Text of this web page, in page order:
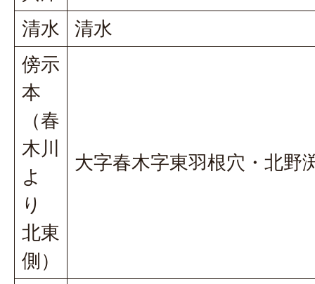
清水
清水
傍示
本
（春
木川
よ
り
北東
側）
大字春木字東羽根穴・北野